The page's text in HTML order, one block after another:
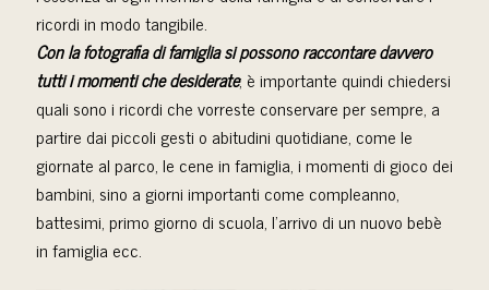
ricordi in modo tangibile.
Con la fotografia di famiglia si possono raccontare davvero
tutti i momenti che desiderate; è importante quindi chiedersi
quali sono i ricordi che vorreste conservare per sempre, a
partire dai piccoli gesti o abitudini quotidiane, come le
giornate al parco, le cene in famiglia, i momenti di gioco dei
bambini, sino a giorni importanti come compleanno,
battesimi, primo giorno di scuola, l’arrivo di un nuovo bebè
in famiglia ecc.